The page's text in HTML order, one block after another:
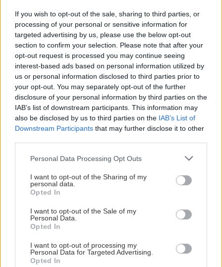
If you wish to opt-out of the sale, sharing to third parties, or
processing of your personal or sensitive information for
targeted advertising by us, please use the below opt-out
section to confirm your selection. Please note that after your
opt-out request is processed you may continue seeing
interest-based ads based on personal information utilized by
us or personal information disclosed to third parties prior to
your opt-out. You may separately opt-out of the further
disclosure of your personal information by third parties on the
IAB’s list of downstream participants. This information may
also be disclosed by us to third parties on the IAB’s List of
Downstream Participants that may further disclose it to other
Personal Data Processing Opt Outs
I want to opt-out of the Sharing of my
personal data.
Opted In
I want to opt-out of the Sale of my
Personal Data.
Opted In
I want to opt-out of processing my
Personal Data for Targeted Advertising.
Opted In
Πάνω από 24 εκατ. ευρώ κέρδη
21:53
ΥΓΕΙΑ
Αυτά τα φρούτα επιλέγουν 4 ενδοκρινολόγοι
για καλύτερο έλεγχο του σακχάρου
21:42
ΥΓΕΙΑ
Πλύσιμο των ποδιών με αλάτι και ελαιόλαδο:
Γιατί ειδικοί το συνιστούν και σε τι χρησιμεύει
21:35
ΚΟΣΜΟΣ
Το ταξίδι με το τρένο που θα σας μείνει
αξέχαστο (εικόνες)
21:25
ΚΟΣΜΟΣ
Ιταλία: Τα ελαιοτριβεία ενώνονται να
αντιμετωπίσουν την κρίση
ΣΧΕΣΕΙΣ ΚΑΙ SEX
Πώς θα καταλάβεις ότι ένας
άνθρωπος δεν μπήκε τυχαία στη ζωή
σου
ΣΧΕΣΕΙΣ ΚΑΙ SEX
φέρουν ξανά τη σπίθα στη σχέση σου
Ο Τζέιμς Κάμερον φαίνεται έτοιμος